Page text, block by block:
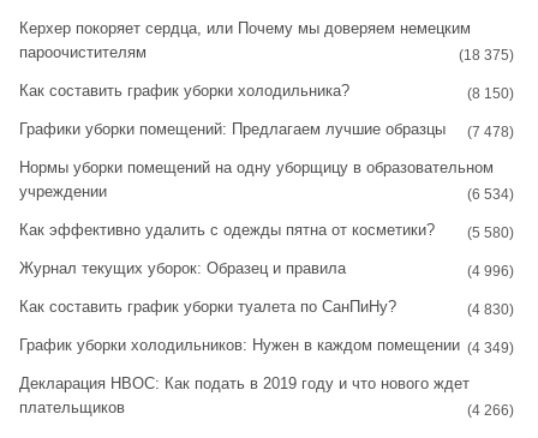
a
g
r
a
e
r
e
s
Керхер покоряет сердца, или Почему мы доверяем немецким
пароочистителям
(18 375)
Как составить график уборки холодильника? (8 150)
Графики уборки помещений: Предлагаем лучшие образцы (7 478)
Нормы уборки помещений на одну уборщицу в образовательном
учреждении
(6 534)
Как эффективно удалить с одежды пятна от косметики? (5 580)
Журнал текущих уборок: Образец и правила (4 996)
Как составить график уборки туалета по СанПиНу? (4 830)
График уборки холодильников: Нужен в каждом помещении (4 349)
Декларация НВОС: Как подать в 2019 году и что нового ждет
плательщиков
(4 266)